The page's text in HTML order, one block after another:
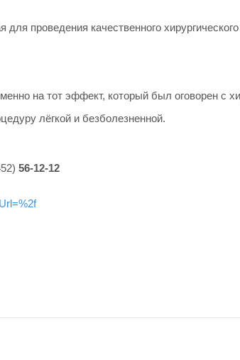
проведения качественного
на тот эффект, который был оговорен с
лёгкой и безболезненной.
56-12-12